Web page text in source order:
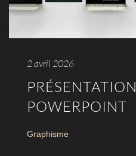
2 avril 2026
PRÉSENTATION
POWERPOINT
Graphisme